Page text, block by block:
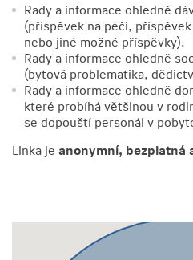
Rady a informace ohledně
(příspěvek na péči,
nebo jiné možné příspěvky).
Rady a informace ohledně
(bytová problematika,
Rady a informace ohledně
které probíhá většinou v
se dopouští personál v
Linka je anonymní, bezplatná